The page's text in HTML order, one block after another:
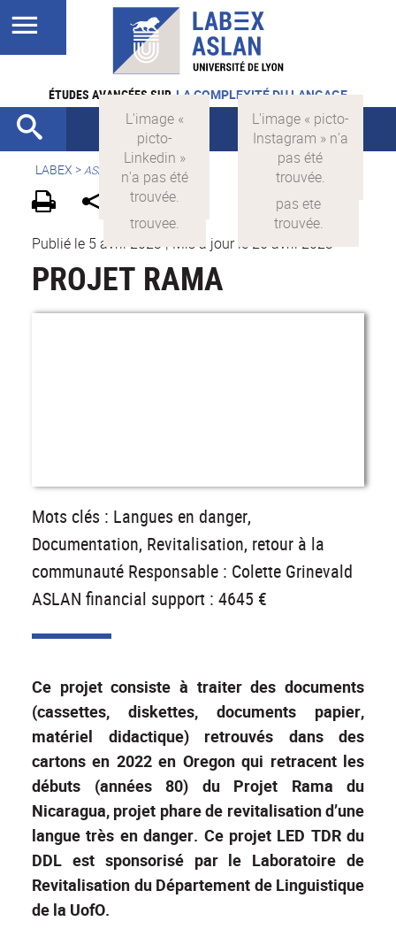
ÉTUDES AVANCÉES SUR LA COMPLEXITÉ DU LANGAGE
LABEX >ASLAN
Publié le 5 avril 2023 | Mis à jour le 26 avril 2023
PROJET RAMA
Mots clés : Langues en danger,
Documentation, Revitalisation, retour à la
communauté Responsable : Colette Grinevald
ASLAN financial support : 4645 €
Ce projet consiste à traiter des documents
(cassettes, diskettes, documents papier,
matériel didactique) retrouvés dans des
cartons en 2022 en Oregon qui retracent les
débuts (années 80) du Projet Rama du
Nicaragua, projet phare de revitalisation d’une
langue très en danger. Ce projet LED TDR du
DDL est sponsorisé par le Laboratoire de
Revitalisation du Département de Linguistique
de la UofO.